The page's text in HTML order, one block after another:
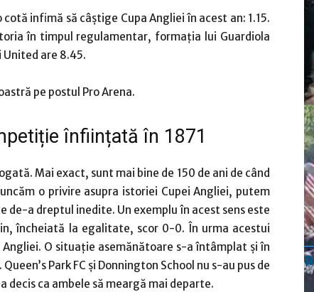
infimă să câștige Cupa Angliei în acest an: 1.15.
în timpul regulamentar, formația lui Guardiola
United are 8.45.
pe postul Pro Arena.
înființată în 1871
Mai exact, sunt mai bine de 150 de ani de când
o privire asupra istoriei Cupei Angliei, putem
a dreptul inedite. Un exemplu în acest sens este
încheiată la egalitate, scor 0-0. În urma acestui
O situație asemănătoare s-a întâmplat și în
Park FC și Donnington School nu s-au pus de
decis ca ambele să meargă mai departe.